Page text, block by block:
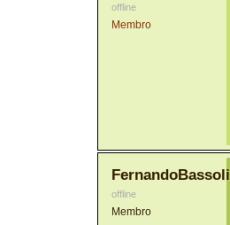
offline
Membro
FernandoBassoli
offline
Membro